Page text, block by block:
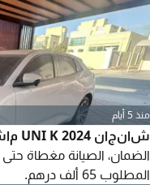
القسط الشهري 1,490 درهم بدون دفعة أولى.
منذ 5 أيام
المطلوب 65 ألف درهم.